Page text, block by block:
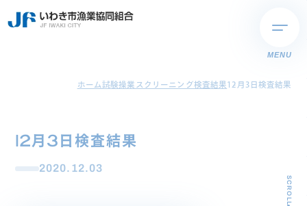
MENU
ホーム試験操業スクリーニング検査結果12月3日検査結果
12月3日検査結果
2020.12.03
SCROLL